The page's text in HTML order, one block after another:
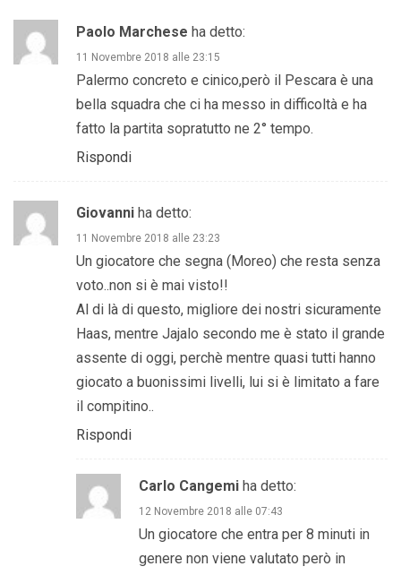
Paolo Marchese ha detto:
11 Novembre 2018 alle 23:15
Palermo concreto e cinico,però il Pescara è una
bella squadra che ci ha messo in difficoltà e ha
fatto la partita sopratutto ne 2° tempo.
Rispondi
Giovanni ha detto:
11 Novembre 2018 alle 23:23
Un giocatore che segna (Moreo) che resta senza
voto..non si è mai visto!!
Al di là di questo, migliore dei nostri sicuramente
Haas, mentre Jajalo secondo me è stato il grande
assente di oggi, perchè mentre quasi tutti hanno
giocato a buonissimi livelli, lui si è limitato a fare
il compitino..
Rispondi
Carlo Cangemi ha detto:
12 Novembre 2018 alle 07:43
Un giocatore che entra per 8 minuti in
genere non viene valutato però in